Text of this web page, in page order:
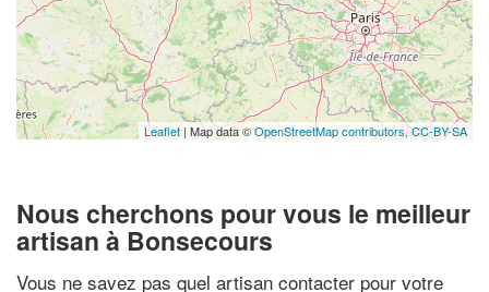
Leaflet | Map data ©OpenStreetMap contributors,CC-BY-SA
Nous cherchons pour vous le meilleur
artisan à Bonsecours
Vous ne savez pas quel artisan contacter pour votre